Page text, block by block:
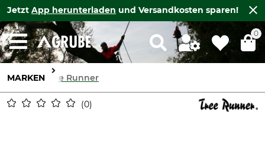
Jetzt App herunterladen und Versandkosten sparen!
0
MARKEN Tree Runner
0